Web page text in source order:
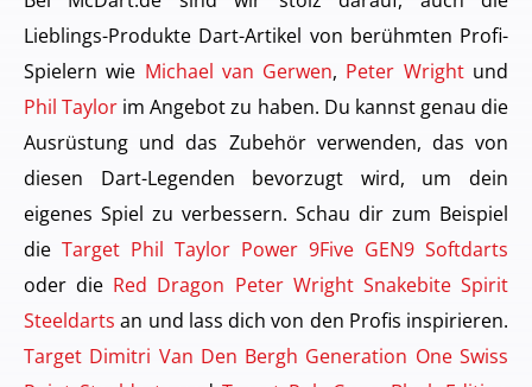
Lieblings-Produkte Dart-Artikel von berühmten Profi-
Spielern wie Michael van Gerwen, Peter Wrightund
Phil Taylor im Angebot zu haben. Du kannst genau die
Ausrüstung und das Zubehör verwenden, das von
diesen Dart-Legenden bevorzugt wird, um dein
eigenes Spiel zu verbessern. Schau dir zum Beispiel
die Target Phil Taylor Power 9Five GEN9 Softdarts
oder die Red Dragon Peter Wright Snakebite Spirit
Steeldarts an und lass dich von den Profis inspirieren.
Target Dimitri Van Den Bergh Generation One Swiss